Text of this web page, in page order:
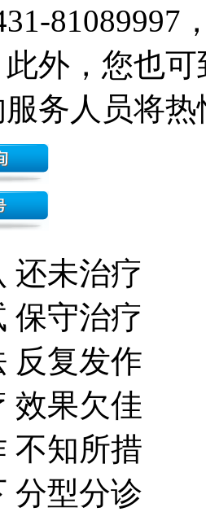
81089997
外，您也
务人员将
还未治疗
保守治疗
反复发作
效果欠佳
不知所措
分型分诊